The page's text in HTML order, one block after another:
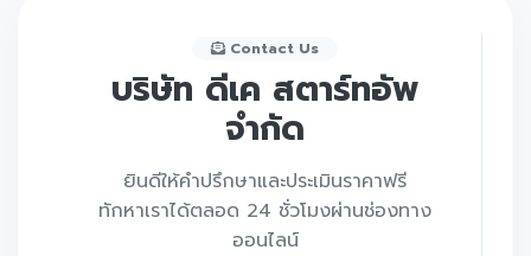
Contact Us
บริษัท ดีเค สตาร์ทอัพ
จำกัด
ยินดีให้คำปรึกษาและประเมินราคาฟรี
ทักหาเราได้ตลอด 24 ชั่วโมงผ่านช่องทาง
ออนไลน์